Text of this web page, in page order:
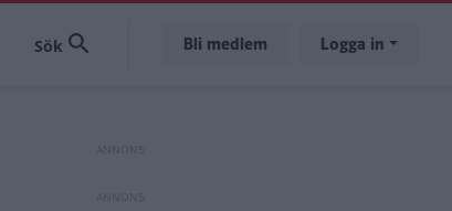
Bli medlem Logga in